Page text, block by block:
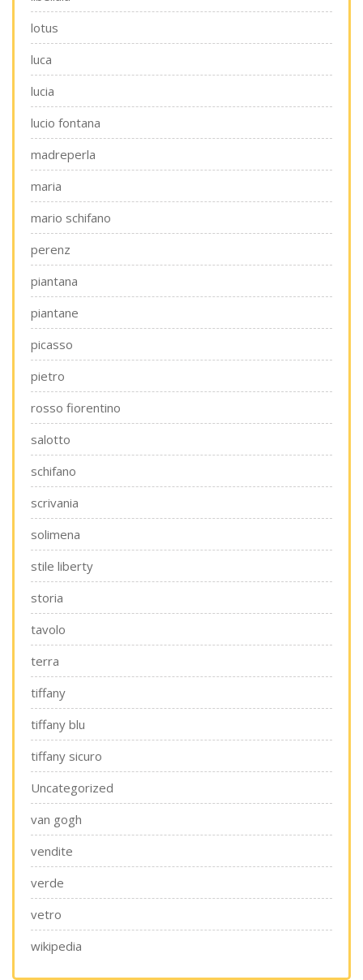
lotus
luca
lucia
lucio fontana
madreperla
maria
mario schifano
perenz
piantana
piantane
picasso
pietro
rosso fiorentino
salotto
schifano
scrivania
solimena
stile liberty
storia
tavolo
terra
tiffany
tiffany blu
tiffany sicuro
Uncategorized
van gogh
vendite
verde
vetro
wikipedia